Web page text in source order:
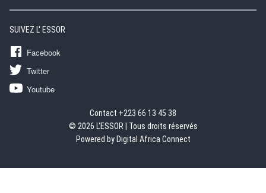
SUIVEZ L' ESSOR
Facebook
Twitter
Youtube
Contact +223 66 13 45 38
© 2026 L'ESSOR | Tous droits réservés
Powered by Digital Africa Connect